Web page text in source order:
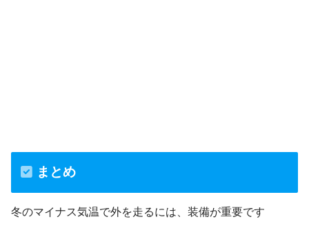
まとめ
冬のマイナス気温で外を走るには、装備が重要です